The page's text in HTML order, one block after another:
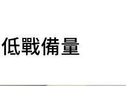
戰備量